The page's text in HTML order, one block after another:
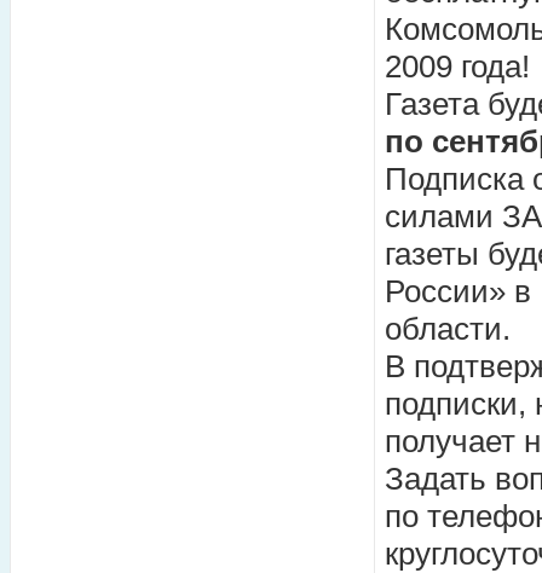
2009 года!
Газета
по
Подписка
силами
газеты
России»
области.
В
получает
Задать
по